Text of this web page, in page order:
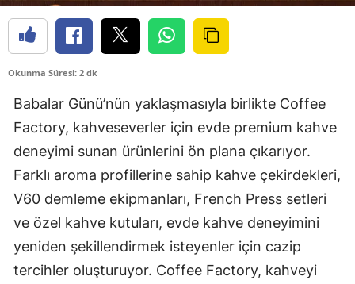
Okunma Süresi: 2 dk
Babalar Günü’nün yaklaşmasıyla birlikte Coffee
Factory, kahveseverler için evde premium kahve
deneyimi sunan ürünlerini ön plana çıkarıyor.
Farklı aroma profillerine sahip kahve çekirdekleri,
V60 demleme ekipmanları, French Press setleri
ve özel kahve kutuları, evde kahve deneyimini
yeniden şekillendirmek isteyenler için cazip
tercihler oluşturuyor. Coffee Factory, kahveyi